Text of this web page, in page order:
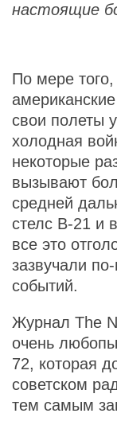
настоящие
По мере того,
свои полеты
холодная
некоторые
вызывают
средней
стелс B-21 и
все это
зазвучали
событий.
Журнал The
очень
72, которая
советском
тем самым